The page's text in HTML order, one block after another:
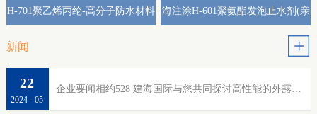
H-701聚乙烯丙纶-高分子防水材料 海注涂H-601聚氨酯发泡止水剂(亲
新闻
企业要闻相约528 建海国际与您共同探讨高性能的外露防水
2024 - 05
22